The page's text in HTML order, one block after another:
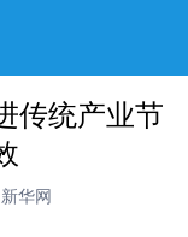
传统产业节
华网